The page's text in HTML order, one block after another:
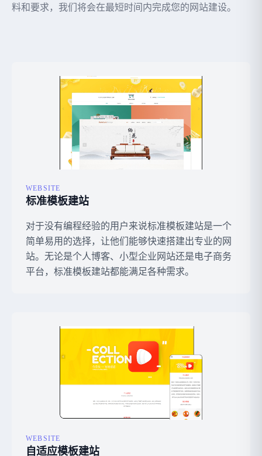
料和要求，我们将会在最短时间内完成您的网站建设。
WEBSITE
标准模板建站
对于没有编程经验的用户来说标准模板建站是一个
简单易用的选择，让他们能够快速搭建出专业的网
站。无论是个人博客、小型企业网站还是电子商务
平台，标准模板建站都能满足各种需求。
WEBSITE
自适应模板建站